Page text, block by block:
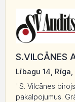
S.VILCĀNES
Lībagu 14, Rīga,
"S. Vilcānes
pakalpojumus.